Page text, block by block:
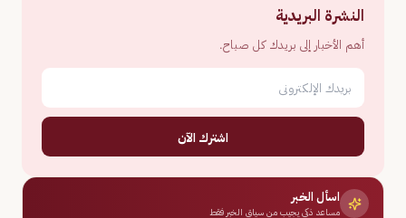
النشرة البريدية
أهم الأخبار إلى بريدك كل صباح.
اشترك الآن
اسأل الخبر
مساعد ذكي يجيب من سياق الخبر فقط